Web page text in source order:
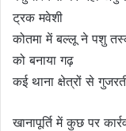
ट्रक मवेशी
कोतमा में बल्लू ने पशु
को बनाया गढ़
कई थाना क्षेत्रों से
खानापूर्ति में कुछ पर